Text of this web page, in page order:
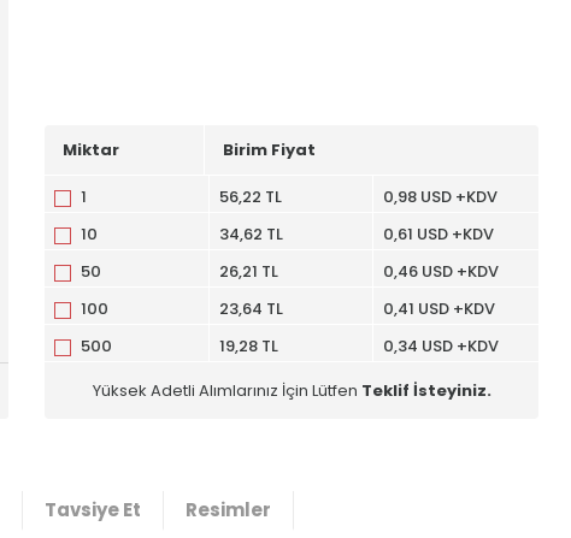
Miktar Birim Fiyat
1 56,22 TL
0,98 USD +KDV
10
34,62 TL
0,61 USD +KDV
50
26,21 TL
0,46 USD +KDV
100
23,64 TL
0,41 USD +KDV
500
19,28 TL
0,34 USD +KDV
Yüksek Adetli Alımlarınız İçin Lütfen Teklif İsteyiniz.
Tavsiye Et Resimler